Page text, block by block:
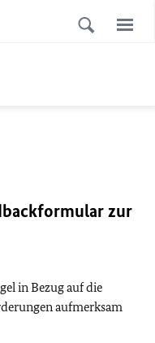
zur
in Bezug auf die
aufmerksam